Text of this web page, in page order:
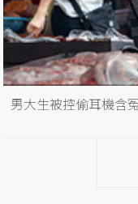
男大生被控偷耳機含